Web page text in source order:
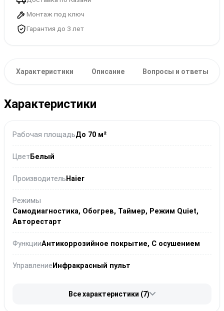
Монтаж под ключ
Гарантия до 3 лет
Характеристики Описание Вопросы и ответы
Характеристики
Рабочая площадьДо 70 м²
Цвет Белый
Производитель Haier
Режимы
Самодиагностика, Обогрев, Таймер, Режим Quiet,
Авторестарт
ФункцииАнтикоррозийное покрытие, С осушением
Управление Инфракрасный пульт
Все характеристики (7)